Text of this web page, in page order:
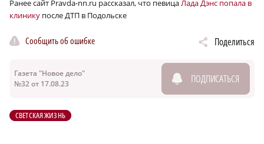
Ранее сайт Pravda-nn.ru рассказал, что певицаЛада Дэнс попала в
клинику после ДТП в Подольске
Сообщить об ошибке Поделиться
Газета "Новое дело"
№32 от 17.08.23
ПОДПИСАТЬСЯ
СВЕТСКАЯ ЖИЗНЬ